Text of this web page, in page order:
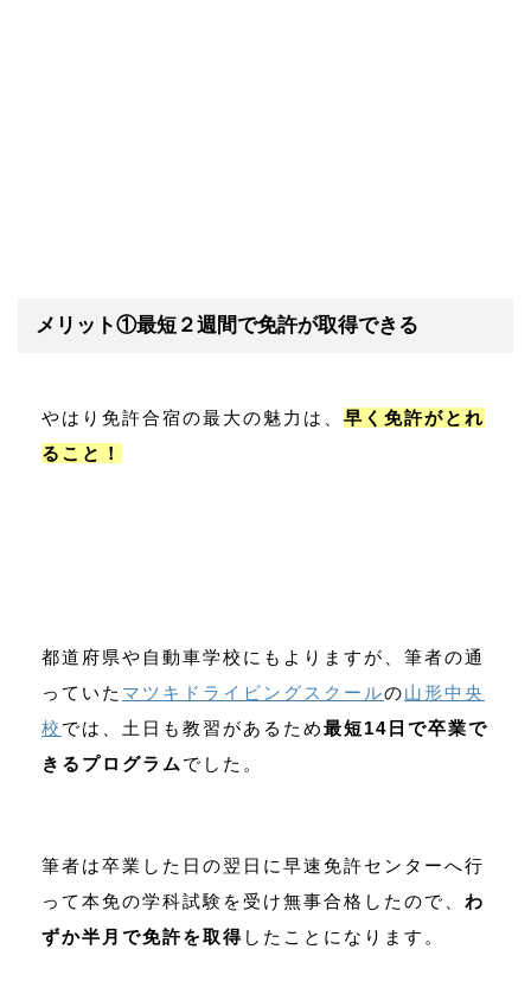
メリット①最短２週間で免許が取得できる
やはり免許合宿の最大の魅力は、 早く免許がとれ
ること！
都道府県や自動車学校にもよりますが、筆者の通
っていた マツキドライビングスクールの山形中央
校 では、土日も教習があるため最短14日で卒業で
きるプログラム でした。
筆者は卒業した日の翌日に早速免許センターへ行
って本免の学科試験を受け無事合格したので、 わ
ずか半月で免許を取得 したことになります。